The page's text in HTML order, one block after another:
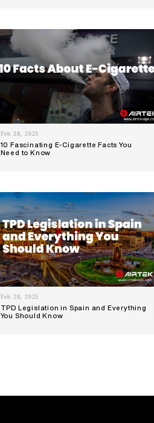
Feb 28, 2025
10 Fascinating E-Cigarette Facts You
Need to Know
Feb 28, 2025
TPD Legislation in Spain and Everything
You Should Know